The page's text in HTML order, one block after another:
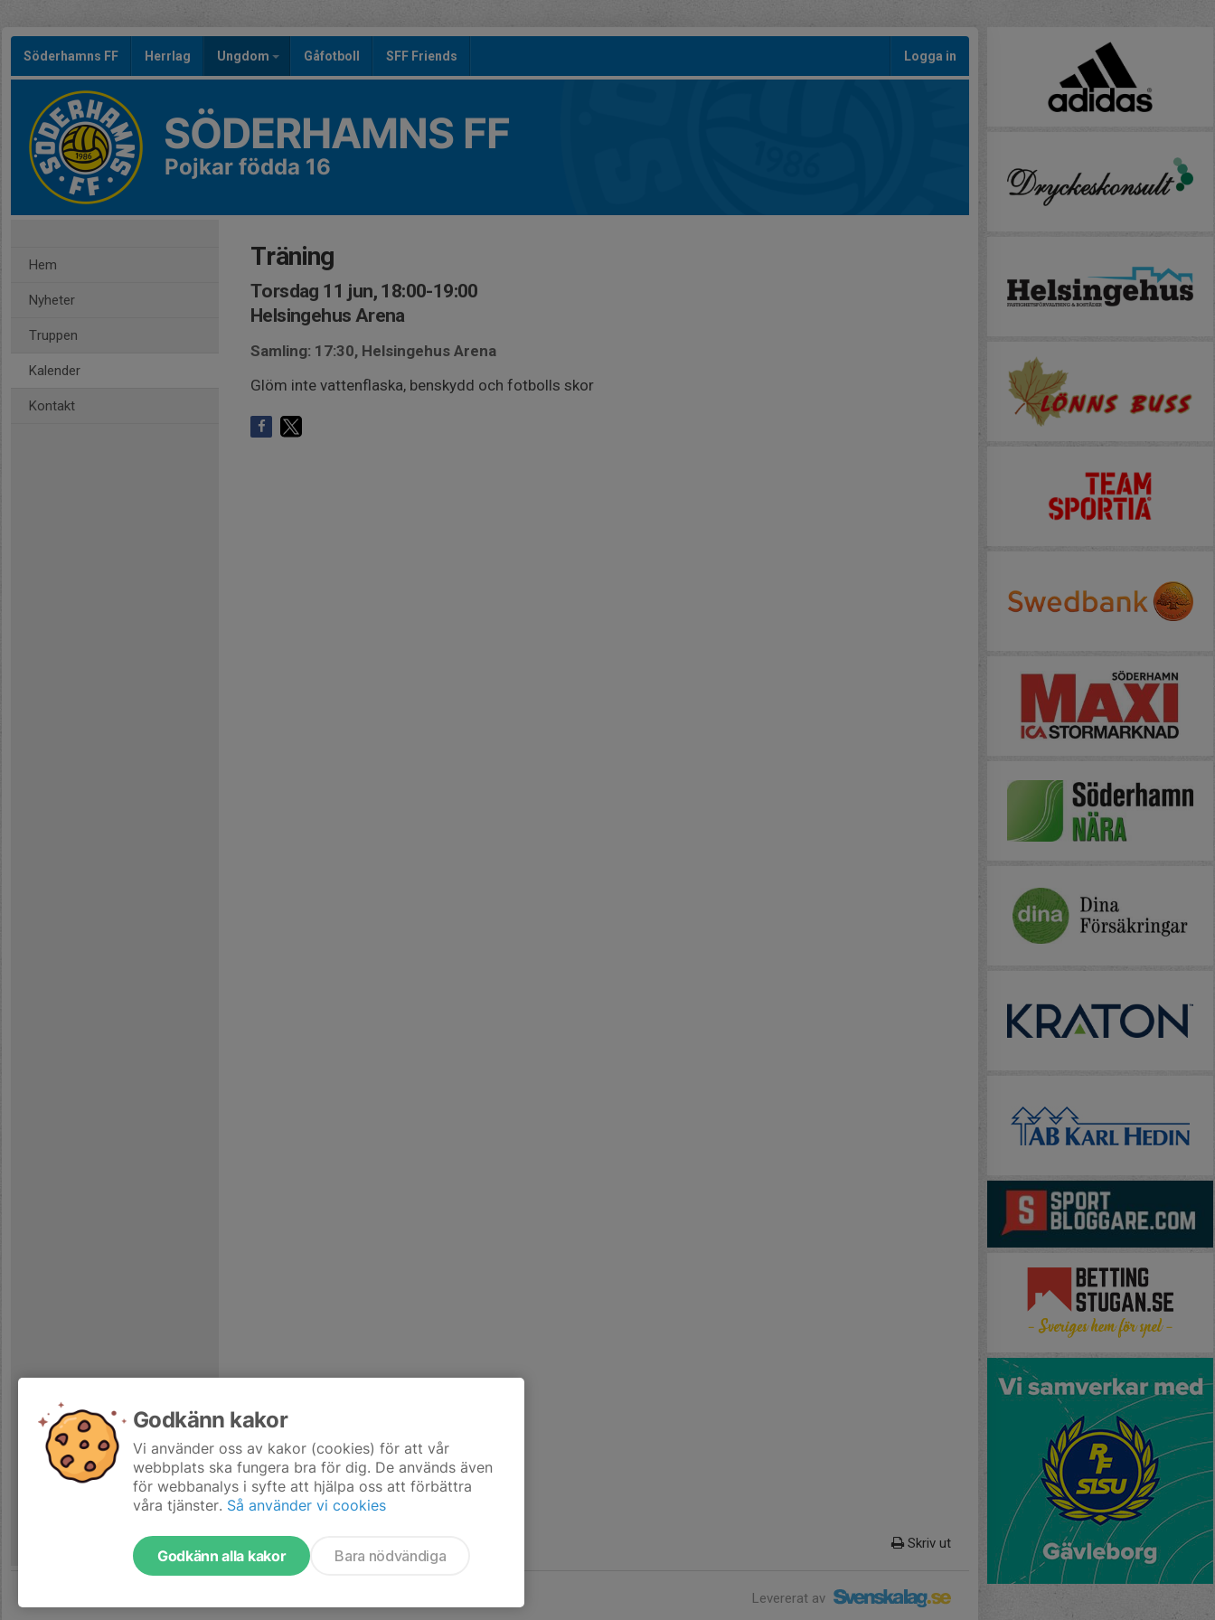
Söderhamns FF Herrlag Ungdom Gåfotboll SFF Friends Logga in
SÖDERHAMNS FF
Pojkar födda 16
Hem
Nyheter
Truppen
Kalender
Kontakt
Träning
Torsdag 11 jun, 18:00-19:00
Helsingehus Arena
Samling: 17:30, Helsingehus Arena
Glöm inte vattenflaska, benskydd och fotbolls skor
Skriv ut
Levererat av
Godkänn kakor
Vi använder oss av kakor (cookies) för att vår
webbplats ska fungera bra för dig. De används även
för webbanalys i syfte att hjälpa oss att förbättra
våra tjänster. Så använder vi cookies
Godkänn alla kakor Bara nödvändiga